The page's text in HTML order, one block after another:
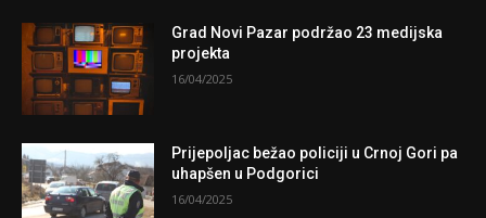
Grad Novi Pazar podržao 23 medijska
projekta
16/04/2025
Prijepoljac bežao policiji u Crnoj Gori pa
uhapšen u Podgorici
16/04/2025